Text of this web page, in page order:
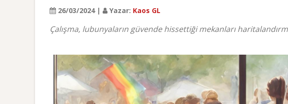
26/03/2024 | Yazar: Kaos GL
Çalışma, lubunyaların güvende hissettiği mekanları